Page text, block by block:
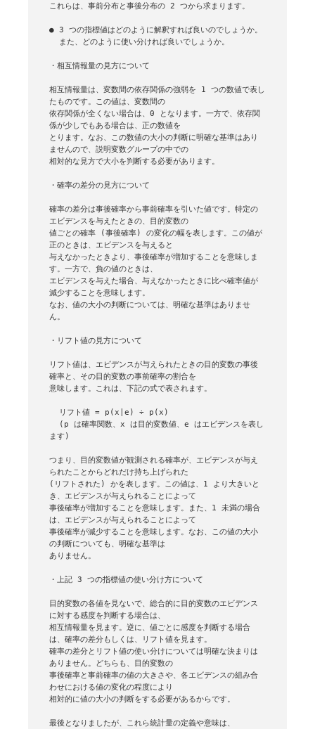
これらは、事前分布と事後分布の 2 つから求まります。
● 3 つの指標値はどのように解釈すれば良いのでしょうか。
・相互情報量の見方について
相互情報量は、変数間の依存関係の強弱を 1 つの数値で表し
たものです。この値は、変数間の
依存関係が全くない場合は、0 となります。一方で、依存関
係が少しでもある場合は、正の数値を
とります。なお、この数値の大小の判断に明確な基準はあり
ませんので、説明変数グループの中での
相対的な見方で大小を判断する必要があります。
・確率の差分の見方について
確率の差分は事後確率から事前確率を引いた値です。特定の
エビデンスを与えたときの、目的変数の
値ごとの確率 (事後確率) の変化の幅を表します。この値が
正のときは、エビデンスを与えると
与えなかったときより、事後確率が増加することを意味しま
す。一方で、負の値のときは、
エビデンスを与えた場合、与えなかったときに比べ確率値が
減少することを意味します。
なお、値の大小の判断については、明確な基準はありませ
ん。
・リフト値の見方について
リフト値は、エビデンスが与えられたときの目的変数の事後
確率と、その目的変数の事前確率の割合を
意味します。これは、下記の式で表されます。
ます)
つまり、目的変数値が観測される確率が、エビデンスが与え
られたことからどれだけ持ち上げられた
(リフトされた) かを表します。この値は、1 より大きいと
き、エビデンスが与えられることによって
事後確率が増加することを意味します。また、1 未満の場合
は、エビデンスが与えられることによって
事後確率が減少することを意味します。なお、この値の大小
の判断についても、明確な基準は
ありません。
・上記 3 つの指標値の使い分け方について
目的変数の各値を見ないで、総合的に目的変数のエビデンス
に対する感度を判断する場合は、
相互情報量を見ます。逆に、値ごとに感度を判断する場合
は、確率の差分もしくは、リフト値を見ます。
確率の差分とリフト値の使い分けについては明確な決まりは
ありません。どちらも、目的変数の
事後確率と事前確率の値の大きさや、各エビデンスの組み合
わせにおける値の変化の程度により
相対的に値の大小の判断をする必要があるからです。
最後となりましたが、これら統計量の定義や意味は、